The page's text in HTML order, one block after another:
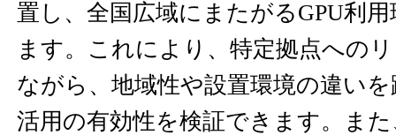
置し、全国広域にまたがるGPU利
ます。これにより、特定拠点への
ながら、地域性や設置環境の違い
活用の有効性を検証できます。ま